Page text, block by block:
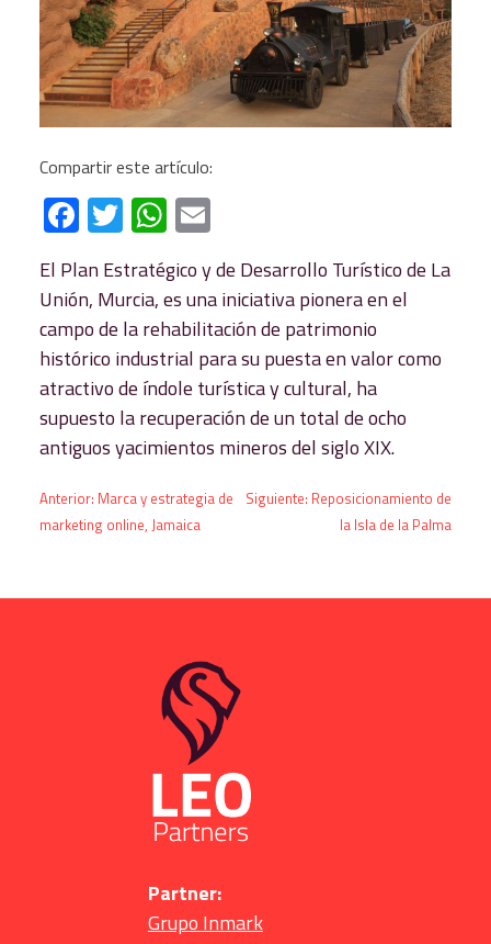
Compartir este artículo:
Facebook
TwitterWhatsApp
El Plan Estratégico y de Desarrollo Turístico de La
Unión, Murcia, es una iniciativa pionera en el
campo de la rehabilitación de patrimonio
histórico industrial para su puesta en valor como
atractivo de índole turística y cultural, ha
supuesto la recuperación de un total de ocho
antiguos yacimientos mineros del siglo XIX.
Navegación
entradas
Anterior: Marca y estrategia de
marketing online, Jamaica
Siguiente: Reposicionamiento de
la Isla de la Palma
Partner:
Grupo Inmark